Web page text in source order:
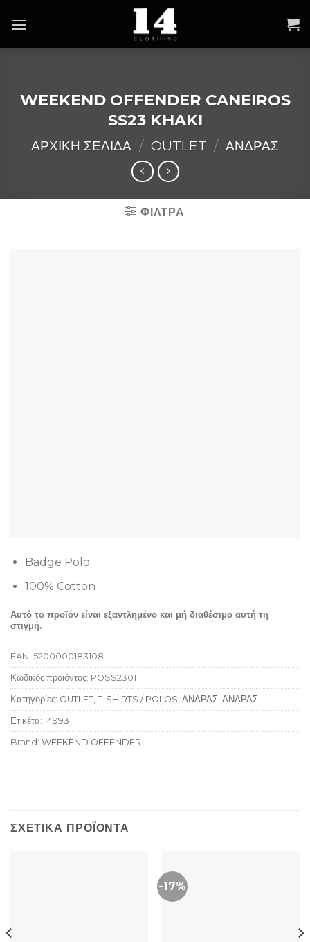
WEEKEND OFFENDER CANEIROS
SS23 KHAKI
ΑΡΧΙΚΉ ΣΕΛΊΔΑ / OUTLET / ΑΝΔΡΑΣ
ΦΙΛΤΡΑ
Badge Polo
100% Cotton
Αυτό το προϊόν είναι εξαντλημένο και μή διαθέσιμο αυτή τη
στιγμή.
EAN: 5200000183108
Κωδικός προϊόντος: POSS2301
Κατηγορίες: OUTLET, T-SHIRTS / POLOS, ΑΝΔΡΑΣ, ΑΝΔΡΑΣ
Ετικέτα: 14993
Brand: WEEKEND OFFENDER
ΣΧΕΤΙΚΆ ΠΡΟΪΌΝΤΑ
-17%